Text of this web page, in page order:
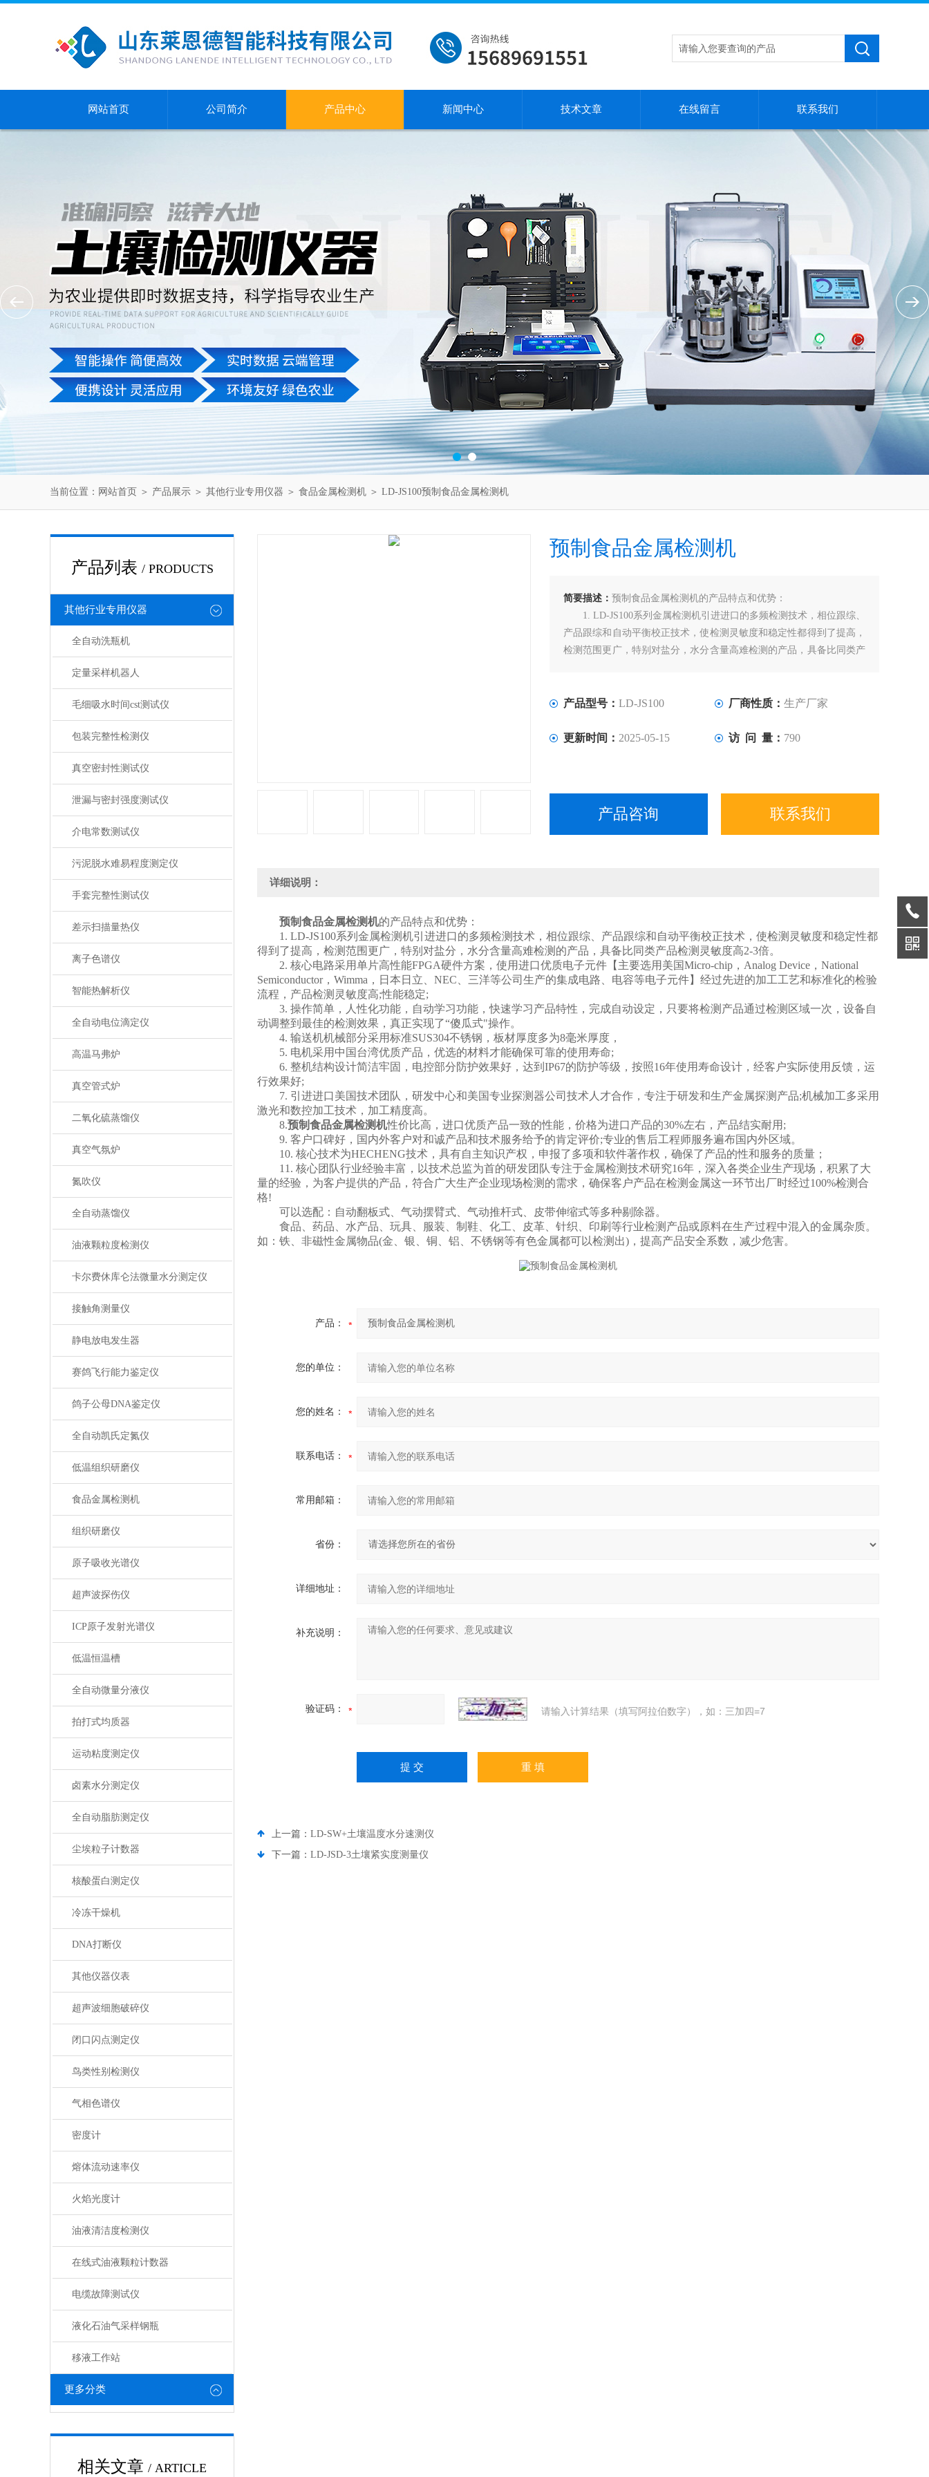
网站首页 公司简介 产品中心 新闻中心 技术文章 在线留言 联系我们
当前位置： 网站首页 ＞ 产品展示 ＞ 其他行业专用仪器 ＞ 食品金属检测机 ＞ LD-JS100预制食品金属检测机
产品列表 / PRODUCTS
其他行业专用仪器
全自动洗瓶机
定量采样机器人
毛细吸水时间cst测试仪
包装完整性检测仪
真空密封性测试仪
泄漏与密封强度测试仪
介电常数测试仪
污泥脱水难易程度测定仪
手套完整性测试仪
差示扫描量热仪
离子色谱仪
智能热解析仪
全自动电位滴定仪
高温马弗炉
真空管式炉
二氧化硫蒸馏仪
真空气氛炉
氮吹仪
全自动蒸馏仪
油液颗粒度检测仪
卡尔费休库仑法微量水分测定仪
接触角测量仪
静电放电发生器
赛鸽飞行能力鉴定仪
鸽子公母DNA鉴定仪
全自动凯氏定氮仪
低温组织研磨仪
食品金属检测机
组织研磨仪
原子吸收光谱仪
超声波探伤仪
ICP原子发射光谱仪
低温恒温槽
全自动微量分液仪
拍打式均质器
运动粘度测定仪
卤素水分测定仪
全自动脂肪测定仪
尘埃粒子计数器
核酸蛋白测定仪
冷冻干燥机
DNA打断仪
其他仪器仪表
超声波细胞破碎仪
闭口闪点测定仪
鸟类性别检测仪
气相色谱仪
密度计
熔体流动速率仪
火焰光度计
油液清洁度检测仪
在线式油液颗粒计数器
电缆故障测试仪
液化石油气采样钢瓶
移液工作站
更多分类
相关文章 / ARTICLE
预制食品金属检测机
简要描述： 预制食品金属检测机的产品特点和优势：
1. LD-JS100系列金属检测机引进进口的多频检测技术，相位跟综、
产品跟综和自动平衡校正技术，使检测灵敏度和稳定性都得到了提高，
检测范围更广，特别对盐分，水分含量高难检测的产品，具备比同类产
产品型号： LD-JS100 厂商性质： 生产厂家
更新时间： 2025-05-15 访 问 量： 790
产品咨询 联系我们
详细说明：
预制食品金属检测机的产品特点和优势：
1. LD-JS100系列金属检测机引进进口的多频检测技术，相位跟综、产品跟综和自动平衡校正技术，使检测灵敏度和稳定性都
得到了提高，检测范围更广，特别对盐分，水分含量高难检测的产品，具备比同类产品检测灵敏度高2-3倍。
2. 核心电路采用单片高性能FPGA硬件方案，使用进口优质电子元件【主要选用美国Micro-chip，Analog Device，National
Semiconductor，Wimma，日本日立、NEC、三洋等公司生产的集成电路、电容等电子元件】经过先进的加工工艺和标准化的检验
流程，产品检测灵敏度高;性能稳定;
3. 操作简单，人性化功能，自动学习功能，快速学习产品特性，完成自动设定，只要将检测产品通过检测区域一次，设备自
动调整到最佳的检测效果，真正实现了“傻瓜式"操作。
4. 输送机机械部分采用标准SUS304不锈钢，板材厚度多为8毫米厚度，
5. 电机采用中国台湾优质产品，优选的材料才能确保可靠的使用寿命;
6. 整机结构设计简洁牢固，电控部分防护效果好，达到IP67的防护等级，按照16年使用寿命设计，经客户实际使用反馈，运
行效果好;
7. 引进进口美国技术团队，研发中心和美国专业探测器公司技术人才合作，专注于研发和生产金属探测产品;机械加工多采用
激光和数控加工技术，加工精度高。
8.预制食品金属检测机性价比高，进口优质产品一致的性能，价格为进口产品的30%左右，产品结实耐用;
9. 客户口碑好，国内外客户对和诚产品和技术服务给予的肯定评价;专业的售后工程师服务遍布国内外区域。
10. 核心技术为HECHENG技术，具有自主知识产权，申报了多项和软件著作权，确保了产品的性和服务的质量；
11. 核心团队行业经验丰富，以技术总监为首的研发团队专注于金属检测技术研究16年，深入各类企业生产现场，积累了大
量的经验，为客户提供的产品，符合广大生产企业现场检测的需求，确保客户产品在检测金属这一环节出厂时经过100%检测合
格!
可以选配：自动翻板式、气动摆臂式、气动推杆式、皮带伸缩式等多种剔除器。
食品、药品、水产品、玩具、服装、制鞋、化工、皮革、针织、印刷等行业检测产品或原料在生产过程中混入的金属杂质。
如：铁、非磁性金属物品(金、银、铜、铝、不锈钢等有色金属都可以检测出)，提高产品安全系数，减少危害。
产品：
您的单位：
您的姓名：
联系电话：
常用邮箱：
省份：
详细地址：
补充说明：
验证码： 请输入计算结果（填写阿拉伯数字），如：三加四=7
上一篇： LD-SW+土壤温度水分速测仪
下一篇： LD-JSD-3土壤紧实度测量仪